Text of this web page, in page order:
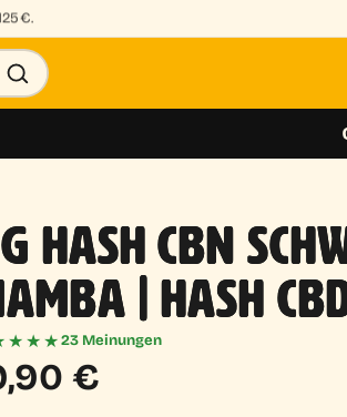
HASH CBN
| HASH
23 Meinungen
€